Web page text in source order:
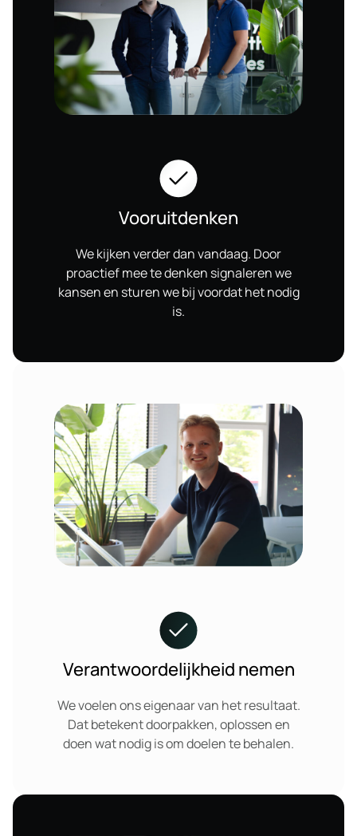
Vooruitdenken
We kijken verder dan vandaag. Door
proactief mee te denken signaleren we
kansen en sturen we bij voordat het nodig
is.
Verantwoordelijkheid nemen
We voelen ons eigenaar van het resultaat.
Dat betekent doorpakken, oplossen en
doen wat nodig is om doelen te behalen.